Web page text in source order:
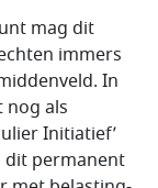
mag dit
immers
In
nog als
Initiatief’
dit permanent